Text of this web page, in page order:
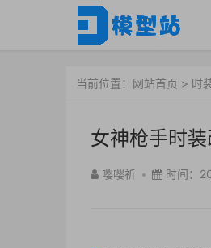
当前位置： 网站首页 > 时
女神枪手时
嘤嘤祈 • 时间：